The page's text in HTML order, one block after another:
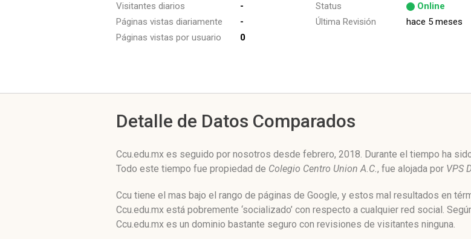
Visitantes diarios
-
Páginas vistas diariamente
-
Páginas vistas por usuario
0
Status
Online
Última Revisión
hace 5 meses
Detalle de Datos Comparados
Ccu.edu.mx es seguido por nosotros desde febrero, 2018. Durante el tiempo ha
Todo este tiempo fue propiedad de Colegio Centro Union A.C., fue alojada por VPS
Ccu tiene el mas bajo el rango de páginas de Google, y estos mal resultados en
Ccu.edu.mx está pobremente ‘socializado’ con respecto a cualquier red social.
Ccu.edu.mx es un dominio bastante seguro con revisiones de visitantes ninguna.